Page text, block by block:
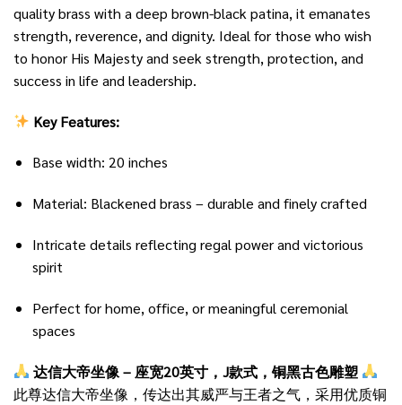
quality brass with a deep brown-black patina, it emanates
strength, reverence, and dignity. Ideal for those who wish
to honor His Majesty and seek strength, protection, and
success in life and leadership.
Key Features:
Base width: 20 inches
Material: Blackened brass – durable and finely crafted
Intricate details reflecting regal power and victorious
spirit
Perfect for home, office, or meaningful ceremonial
spaces
达信大帝坐像 – 座宽20英寸，J款式，铜黑古色雕塑
此尊达信大帝坐像，传达出其威严与王者之气，采用优质铜